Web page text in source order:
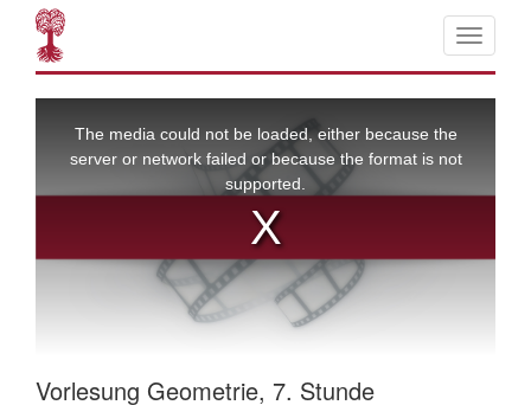
Vorlesung Geometrie, 7. Stunde